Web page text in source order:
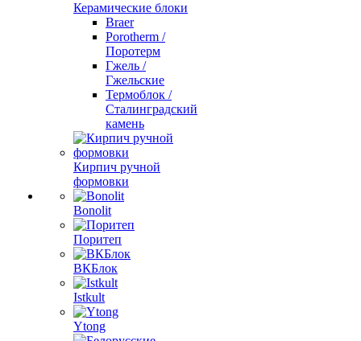
Керамические блоки
Braer
Porotherm /
Поротерм
Гжель /
Гжельские
Термоблок /
Сталинградский
камень
Кирпич ручной
формовки
Bonolit
Поритеп
ВКБлок
Istkult
Ytong